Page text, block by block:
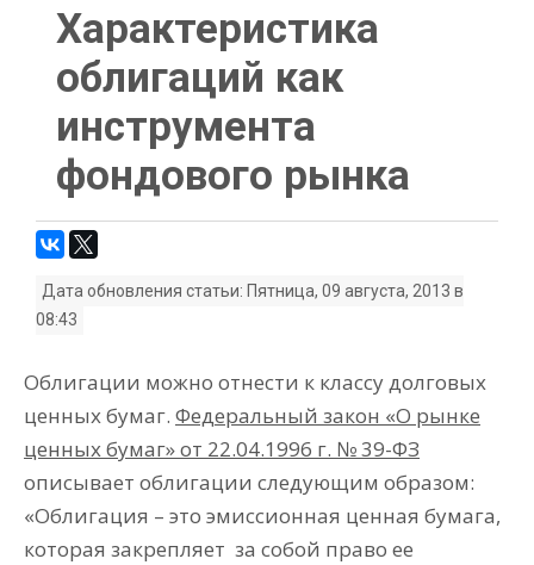
Характеристика
облигаций как
инструмента
фондового рынка
Дата обновления статьи: Пятница, 09 августа, 2013 в
08:43
Облигации можно отнести к классу долговых
ценных бумаг. Федеральный закон «О рынке
ценных бумаг» от 22.04.1996 г. № 39-ФЗ
описывает облигации следующим образом:
«Облигация – это эмиссионная ценная бумага,
которая закрепляет за собой право ее